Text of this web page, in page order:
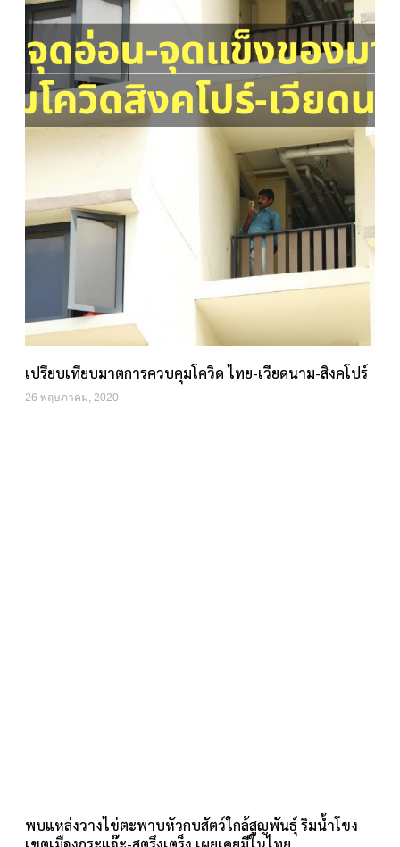
เปรียบเทียบมาตการควบคุมโควิด ไทย-เวียดนาม-สิงคโปร์
26 พฤษภาคม, 2020
พบแหล่งวางไข่ตะพาบหัวกบสัตว์ใกล้สูญพันธุ์ ริมน้ำโขง